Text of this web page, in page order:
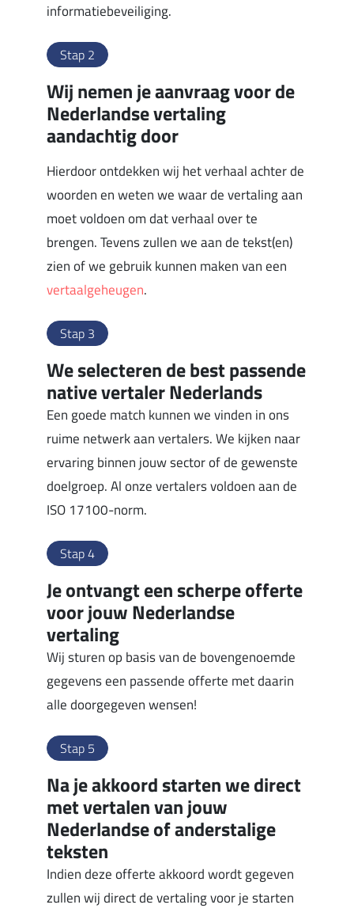
informatiebeveiliging.
Stap 2
Wij nemen je aanvraag voor de
Nederlandse vertaling
aandachtig door
Hierdoor ontdekken wij het verhaal achter de
woorden en weten we waar de vertaling aan
moet voldoen om dat verhaal over te
brengen. Tevens zullen we aan de tekst(en)
zien of we gebruik kunnen maken van een
vertaalgeheugen.
Stap 3
We selecteren de best passende
native vertaler Nederlands
Een goede match kunnen we vinden in ons
ruime netwerk aan vertalers. We kijken naar
ervaring binnen jouw sector of de gewenste
doelgroep. Al onze vertalers voldoen aan de
ISO 17100-norm.
Stap 4
Je ontvangt een scherpe offerte
voor jouw Nederlandse
vertaling
Wij sturen op basis van de bovengenoemde
gegevens een passende offerte met daarin
alle doorgegeven wensen!
Stap 5
Na je akkoord starten we direct
met vertalen van jouw
Nederlandse of anderstalige
teksten
Indien deze offerte akkoord wordt gegeven
zullen wij direct de vertaling voor je starten